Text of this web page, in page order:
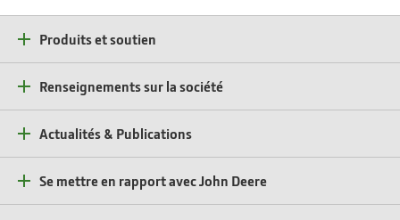
Produits et soutien
Renseignements sur la société
Actualités & Publications
Se mettre en rapport avec John Deere